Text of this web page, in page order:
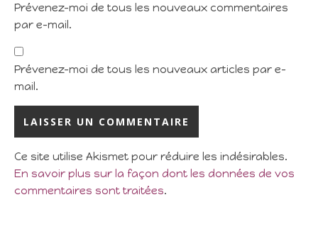
Prévenez-moi de tous les nouveaux commentaires
par e-mail.
Prévenez-moi de tous les nouveaux articles par e-
mail.
Ce site utilise Akismet pour réduire les indésirables.
En savoir plus sur la façon dont les données de vos
commentaires sont traitées.